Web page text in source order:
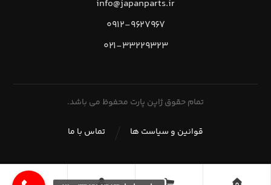
info@japanparts.ir
۰۹۱۲-۹۶۲۷۹۶۷
۰۲۱-۳۳۲۲۹۳۲۳
تمام حقوق ژاپن پارت محفوظ می باشد.
تماس با ما قوانین و سیاست ها